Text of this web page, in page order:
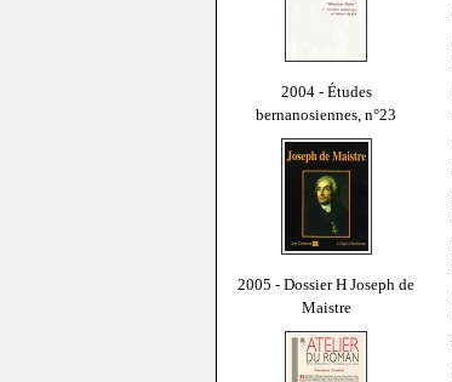
2004 - Études
bernanosiennes, n°23
2005 - Dossier H Joseph de
Maistre